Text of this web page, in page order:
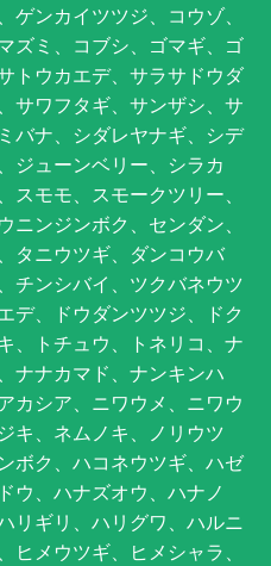
ンカイツツジ、コウゾ、
ズミ、コブシ、ゴマギ、ゴ
トウカエデ、サラサドウダ
サワフタギ、サンザシ、サ
バナ、シダレヤナギ、シデ
ジューンベリー、シラカ
モモ、スモークツリー、
ンジンボク、センダン、
タニウツギ、ダンコウバ
チンシバイ、ツクバネウツ
デ、ドウダンツツジ、ドク
、トチュウ、トネリコ、ナ
ナナカマド、ナンキンハ
カシア、ニワウメ、ニワウ
キ、ネムノキ、ノリウツ
ボク、ハコネウツギ、ハゼ
ウ、ハナズオウ、ハナノ
リギリ、ハリグワ、ハルニ
メウツギ、ヒメシャラ、